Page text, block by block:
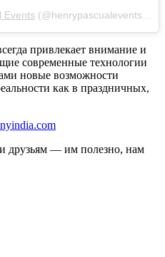
Events (@henrypascualeventstylist) on
привлекает внимание и
современные технологии
новые возможности
как в праздничных,
друзьям — им полезно, нам